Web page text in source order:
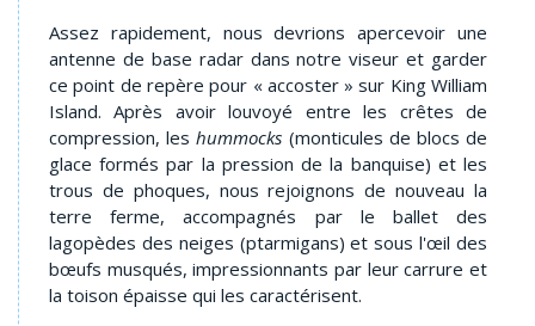
Assez rapidement, nous devrions apercevoir une
antenne de base radar dans notre viseur et garder
ce point de repère pour « accoster » sur King William
Island. Après avoir louvoyé entre les crêtes de
compression, leshummocks (monticules de blocs de
glace formés par la pression de la banquise) et les
trous de phoques, nous rejoignons de nouveau la
terre ferme, accompagnés par le ballet des
lagopèdes des neiges (ptarmigans) et sous l'œil des
bœufs musqués, impressionnants par leur carrure et
la toison épaisse qui les caractérisent.